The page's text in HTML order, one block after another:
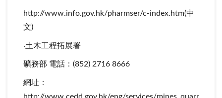
http://www.info.gov.hk/pharmser/c-index.htm(中
文)
‧土木工程拓展署
礦務部 電話：(852) 2716 8666
網址：
http://www.cedd.gov.hk/eng/services/mines_quarries/